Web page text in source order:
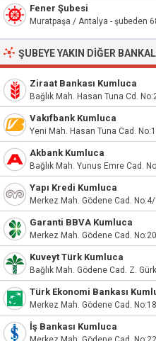
Fener Şubesi
Muratpaşa / Antalya - şubeden
ŞUBEYE YAKIN DIĞER
Ziraat Bankası Kumluca
Bağlık Mah. Hasan Tuna Cd.
Vakıfbank Kumluca
Yeni Mah. Hasan Tuna Cad.
Akbank Kumluca
Bağlık Mah. Yunus Emre Cad.
Yapı Kredi Kumluca
Merkez Mah. Gödene Cad.
Garanti BBVA Kumluca
Merkez Mah. Gödene Cad.
Kuveyt Türk Kumluca
Bağlık Mah. Gödene Cad. Z.
Türk Ekonomi Bankası
Merkez Mah. Gödene Cad.
İş Bankası Kumluca